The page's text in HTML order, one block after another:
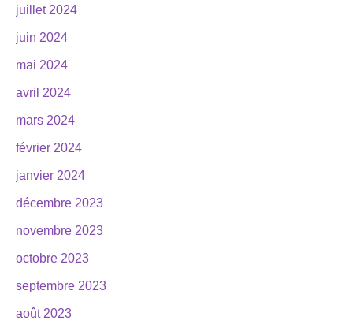
juillet 2024
juin 2024
mai 2024
avril 2024
mars 2024
février 2024
janvier 2024
décembre 2023
novembre 2023
octobre 2023
septembre 2023
août 2023